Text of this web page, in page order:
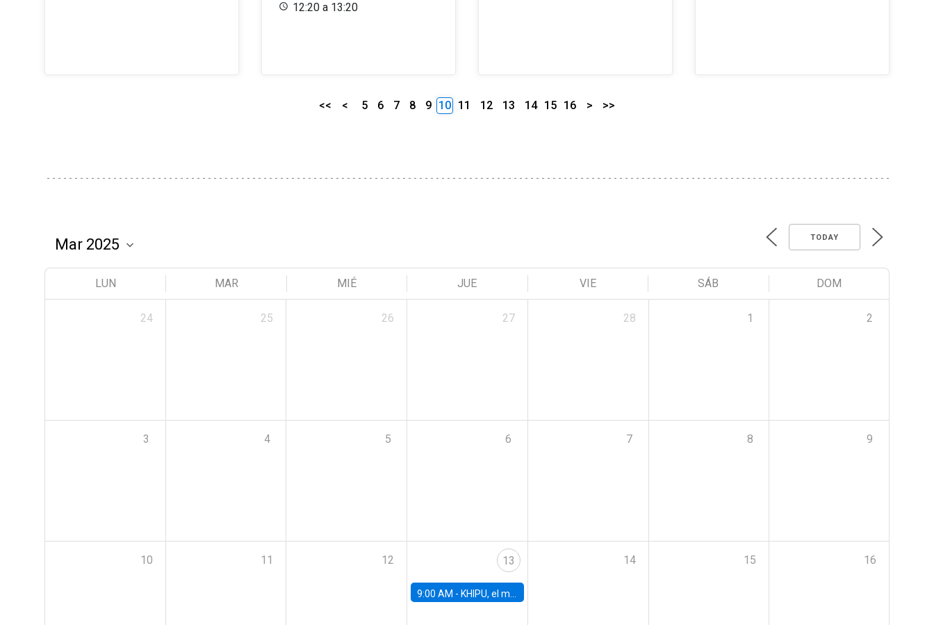
12:20 a 13:20
<< < 5 6 7 8 9 10 11 12 13 14 15 16 > >>
TODAY
LUN MAR MIÉ JUE VIE SÁB DOM
24 25 26 27 28 1 2
3 4 5 6 7 8 9
10 11 12 13
9:00 AM - KHIPU, el mayor encuentro de IA en Latinoamérica
14 15 16